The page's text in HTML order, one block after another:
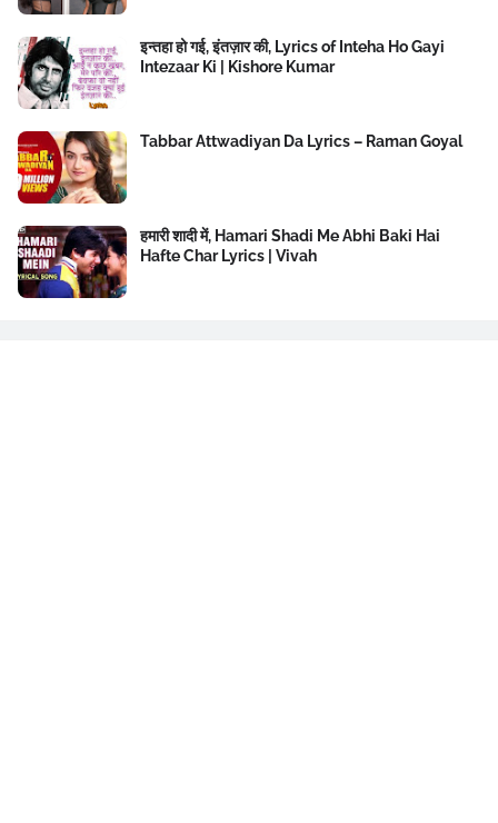
इन्तहा हो गई, इंतज़ार की, Lyrics of Inteha Ho Gayi
Intezaar Ki | Kishore Kumar
Tabbar Attwadiyan Da Lyrics – Raman Goyal
हमारी शादी में, Hamari Shadi Me Abhi Baki Hai
Hafte Char Lyrics | Vivah